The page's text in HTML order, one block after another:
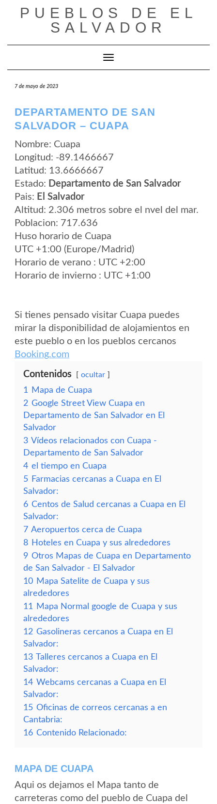
PUEBLOS DE EL
SALVADOR
Cambiar modo de navegación
7 de mayo de 2023
DEPARTAMENTO DE SAN
SALVADOR – CUAPA
Nombre: Cuapa
Longitud: -89.1466667
Latitud: 13.6666667
Estado: Departamento de San Salvador
Pais: El Salvador
Altitud: 2.306 metros sobre el nvel del mar.
Poblacion: 717.636
Huso horario de Cuapa
UTC +1:00 (Europe/Madrid)
Horario de verano : UTC +2:00
Horario de invierno : UTC +1:00
Si tienes pensado visitar Cuapa puedes
mirar la disponibilidad de alojamientos en
este pueblo o en los pueblos cercanos
Booking.com
Contenidos ocultar
1
Mapa de Cuapa
2 Google Street View Cuapa en
Departamento de San Salvador en El
Salvador
3 Vídeos relacionados con Cuapa -
Departamento de San Salvador
4 el tiempo en Cuapa
5 Farmacias cercanas a Cuapa en El
Salvador:
6 Centos de Salud cercanas a Cuapa en El
Salvador:
7 Aeropuertos cerca de Cuapa
8 Hoteles en Cuapa y sus alrededores
9 Otros Mapas de Cuapa en Departamento
de San Salvador - El Salvador
10 Mapa Satelite de Cuapa y sus
alrededores
11
Mapa Normal google de Cuapa y sus
alrededores
12 Gasolineras cercanos a Cuapa en El
Salvador:
13 Talleres cercanos a Cuapa en El
Salvador:
14 Webcams cercanas a Cuapa en El
Salvador:
15 Oficinas de correos cercanas a en
Cantabria:
16 Contenido Relacionado:
MAPA DE CUAPA
Aqui os dejamos el Mapa tanto de
carreteras como del pueblo de Cuapa del